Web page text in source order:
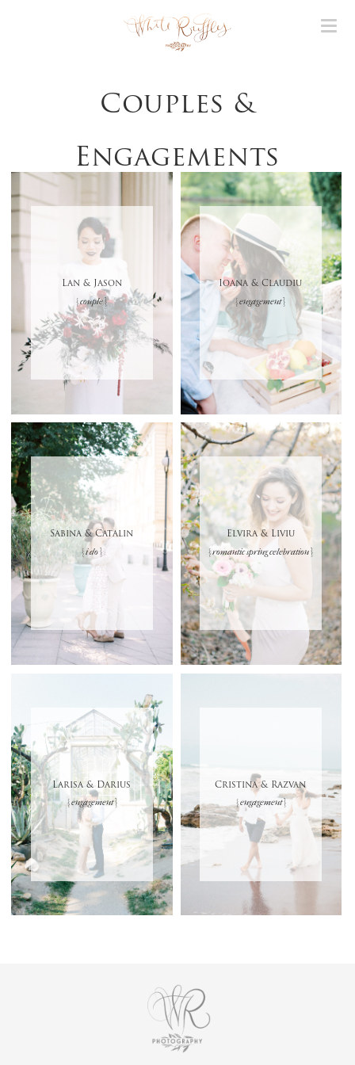
Couples &
Engagements
Lan & Jason
{ couple }
Ioana & Claudiu
{ engagement }
Sabina & Catalin
{ i do }
Elvira & Liviu
{ romantic spring celebration }
Larisa & Darius
{ engagement }
Cristina & Razvan
{ engagement }